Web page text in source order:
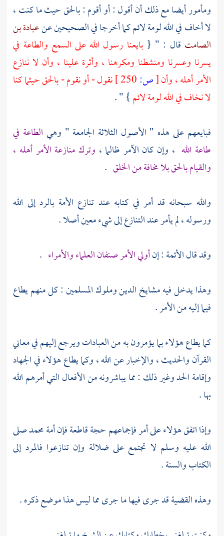
ومأمور أيضا مع ذلك أن أقول : أو أقوم : بالحق حيث ما كنت ،
لا أخاف في الله لومة لائم كما أخرجا في الصحيحين عنعبادة بن
الصامت قال : " {بايعنا رسول الله على السمع والطاعة في
يسرنا وعسرنا ومنشطنا ومكرهنا ، وأثرة علينا ، وأن لا ننازع
الأمر أهله ، وأن[ص:
نقول - أو نقوم - بالحق حيثما كنا
لا نخاف في الله لومة لائم} " .
فبايعهم على هذه " الأصول الثلاثة الجامعة " وهي الطاعة في
طاعة الله ، وإن كان الآمر ظالما ، وترك منازعة الأمر أهله ،
والقيام بالحق بلا مخافة من الخلق .
والله سبحانه قد أمر في كتابه عند تنازع الأمة بالرد إلى الله
ورسوله ، لم يأمر عند التنازع إلى شيء معين أصلا .
وقد قال الأئمة : إنأولي الأمر صنفان العلماء والأمراء .
وهذا يدخل فيه مشايخ الدين وملوك المسلمين : كل منهم يطاع
فيما إليه من الأمر .
كما يطاع هؤلاء بما يؤمرون به من العبادات ويرجع إليهم في معاني
القرآن والحديث ، والإخبار عن الله ، وكما يطاع هؤلاء في الجهاد
وإقامة الحد وغير ذلك : مما يباشرونه من الأفعال التي أمرهم الله
بها .
وإذا اتفق هؤلاء على أمر فإجماعهم حجة قاطعة فإن أمةمحمدصلى
الله عليه وسلم لا تجتمع على ضلالة وإن تنازعوا فالمرد إلى
الكتاب والسنة .
وهذه القضية قد جرى فيها ما جرى مما ليس هذا موضع ذكره .